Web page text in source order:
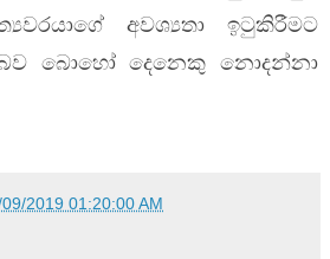
අවශ්‍යතා ඉටුකිරීමට
බොහෝ දෙනෙකු නොදන්නා
09/2019 01:20:00 AM